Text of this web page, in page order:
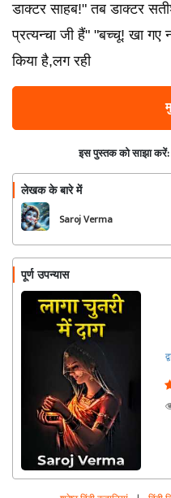
डाक्टर साहब!" तब डाक्टर
प्रत्यन्चा जी हैं" "बच्चू! खा
किया है,लग रही
इस पुस्तक को साझा करें:
लेखक के बारे में
Saroj Verma
पूर्ण उपन्यास